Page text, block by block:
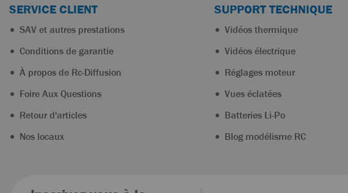
SERVICE CLIENT
SAV et autres prestations
Conditions de garantie
À propos de Rc-Diffusion
Foire Aux Questions
Retour d'articles
Nos locaux
SUPPORT TECHNIQUE
Vidéos thermique
Vidéos électrique
Réglages moteur
Vues éclatées
Batteries Li-Po
Blog modélisme RC